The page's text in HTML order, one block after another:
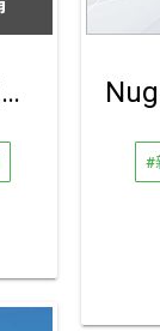
Nugens 無線UVC手持固定兩用 紫外線殺菌消毒棒
#